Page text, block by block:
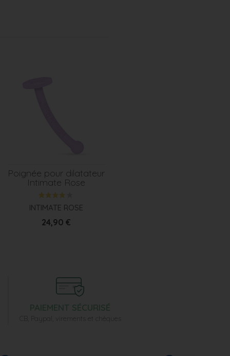
Poignée pour dilatateur
Intimate Rose
INTIMATE ROSE
Prix
24,90 €
PAIEMENT SÉCURISÉ
CB, Paypal, virements et chèques